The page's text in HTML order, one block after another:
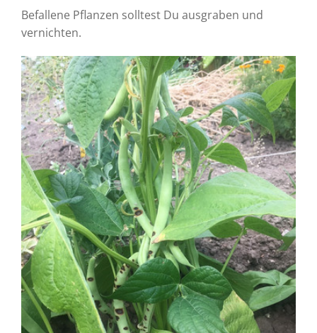
Befallene Pflanzen solltest Du ausgraben und
vernichten.